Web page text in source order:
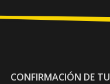
CONFIRMACIÓN DE TU